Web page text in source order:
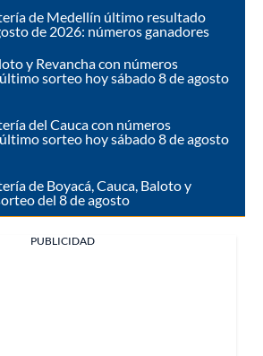
de Medellín último resultado
de 2026: números ganadores
y Revancha con números
sorteo hoy sábado 8 de agosto
del Cauca con números
sorteo hoy sábado 8 de agosto
de Boyacá, Cauca, Baloto y
del 8 de agosto
PUBLICIDAD